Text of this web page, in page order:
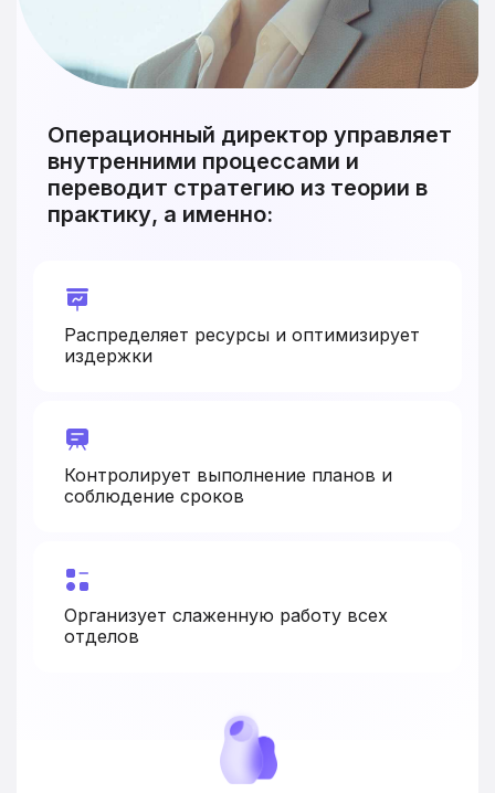
Операционный директор управляет
внутренними процессами и
переводит стратегию из теории в
практику, а именно:
Распределяет ресурсы и оптимизирует
издержки
Контролирует выполнение планов и
соблюдение сроков
Организует слаженную работу всех
отделов